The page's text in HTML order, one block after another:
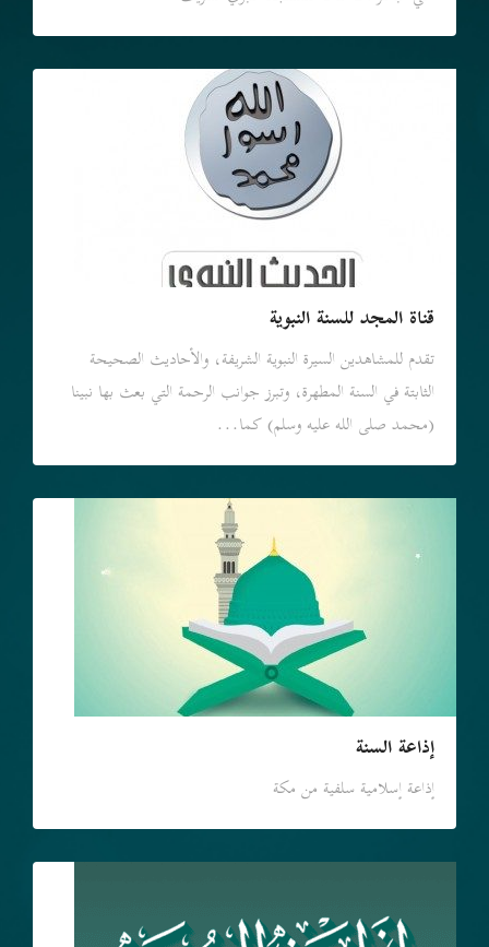
قناة المجد للسنة النبوية
تقدم للمشاهدين السيرة النبوية الشريفة، والأحاديث الصحيحة
الثابتة في السنة المطهرة، وتبرز جوانب الرحمة التي بعث بها نبينا
(محمد صلى الله عليه وسلم) كما...
إذاعة السنة
إذاعة إسلامية سلفية من مكة